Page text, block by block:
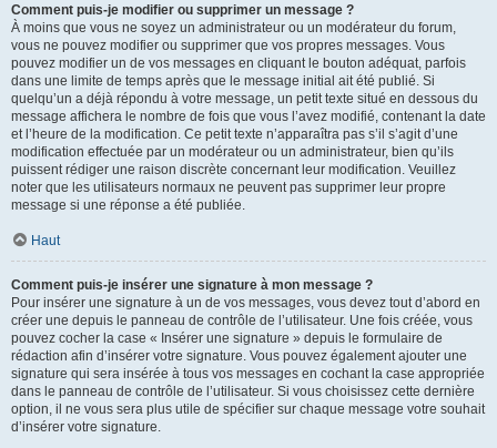
Comment puis-je modifier ou supprimer un message ?
À moins que vous ne soyez un administrateur ou un modérateur du forum,
vous ne pouvez modifier ou supprimer que vos propres messages. Vous
pouvez modifier un de vos messages en cliquant le bouton adéquat, parfois
dans une limite de temps après que le message initial ait été publié. Si
quelqu’un a déjà répondu à votre message, un petit texte situé en dessous du
message affichera le nombre de fois que vous l’avez modifié, contenant la date
et l’heure de la modification. Ce petit texte n’apparaîtra pas s’il s’agit d’une
modification effectuée par un modérateur ou un administrateur, bien qu’ils
puissent rédiger une raison discrète concernant leur modification. Veuillez
noter que les utilisateurs normaux ne peuvent pas supprimer leur propre
message si une réponse a été publiée.
Haut
Comment puis-je insérer une signature à mon message ?
Pour insérer une signature à un de vos messages, vous devez tout d’abord en
créer une depuis le panneau de contrôle de l’utilisateur. Une fois créée, vous
pouvez cocher la case « Insérer une signature » depuis le formulaire de
rédaction afin d’insérer votre signature. Vous pouvez également ajouter une
signature qui sera insérée à tous vos messages en cochant la case appropriée
dans le panneau de contrôle de l’utilisateur. Si vous choisissez cette dernière
option, il ne vous sera plus utile de spécifier sur chaque message votre souhait
d’insérer votre signature.